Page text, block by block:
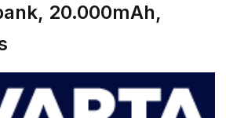
20.000mAh,